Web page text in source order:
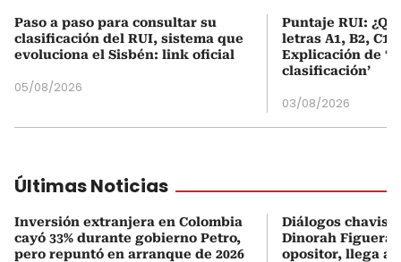
Paso a paso para consultar su
clasificación del RUI, sistema que
evoluciona el Sisbén: link oficial
05/08/2026
Puntaje RUI:
letras A1, B2, C1
Explicación de
clasificación’
03/08/2026
Últimas Noticias
Inversión extranjera en Colombia
cayó 33% durante gobierno Petro,
pero repuntó en arranque de 2026
Diálogos
Dinorah
opositor, llega a